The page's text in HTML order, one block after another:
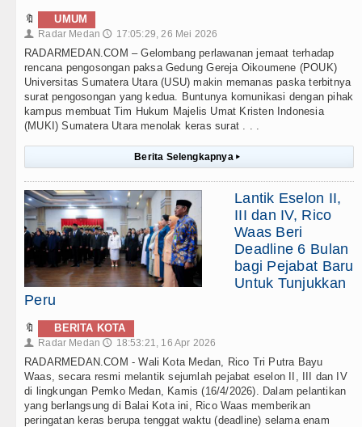
🔖 UMUM
👤 Radar Medan 🕔 17:05:29, 26 Mei 2026
RADARMEDAN.COM – Gelombang perlawanan jemaat terhadap
rencana pengosongan paksa Gedung Gereja Oikoumene (POUK)
Universitas Sumatera Utara (USU) makin memanas paska terbitnya
surat pengosongan yang kedua. Buntunya komunikasi dengan pihak
kampus membuat Tim Hukum Majelis Umat Kristen Indonesia
(MUKI) Sumatera Utara menolak keras surat . . .
Berita Selengkapnya ▸
Lantik Eselon II,
III dan IV, Rico
Waas Beri
Deadline 6 Bulan
bagi Pejabat Baru
Untuk Tunjukkan
Peru
🔖 BERITA KOTA
👤 Radar Medan 🕔 18:53:21, 16 Apr 2026
RADARMEDAN.COM - Wali Kota Medan, Rico Tri Putra Bayu
Waas, secara resmi melantik sejumlah pejabat eselon II, III dan IV
di lingkungan Pemko Medan, Kamis (16/4/2026). Dalam pelantikan
yang berlangsung di Balai Kota ini, Rico Waas memberikan
peringatan keras berupa tenggat waktu (deadline) selama enam